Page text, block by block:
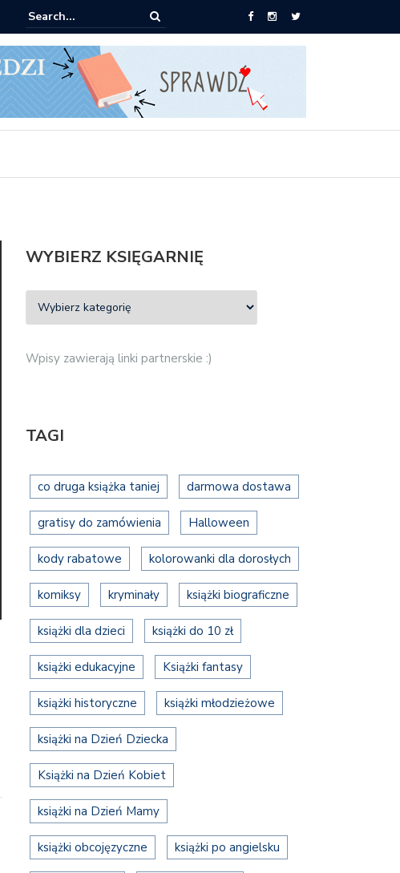
Znak: książki od 2,90 zł do zamówienia
WYBIERZ KSIĘGARNIĘ
Wpisy zawierają linki partnerskie :)
TAGI
co druga książka taniej darmowa dostawa
gratisy do zamówienia Halloween
kody rabatowe kolorowanki dla dorosłych
komiksy kryminały książki biograficzne
książki dla dzieci książki do 10 zł
książki edukacyjne Książki fantasy
książki historyczne książki młodzieżowe
książki na Dzień Dziecka
Książki na Dzień Kobiet
książki na Dzień Mamy
książki obcojęzyczne książki po angielsku